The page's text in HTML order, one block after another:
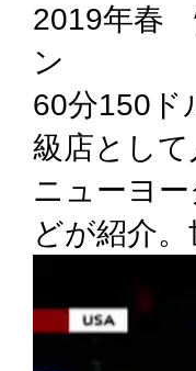
2019年春
ン
60分150ド
級店として
ニューヨ
どが紹介